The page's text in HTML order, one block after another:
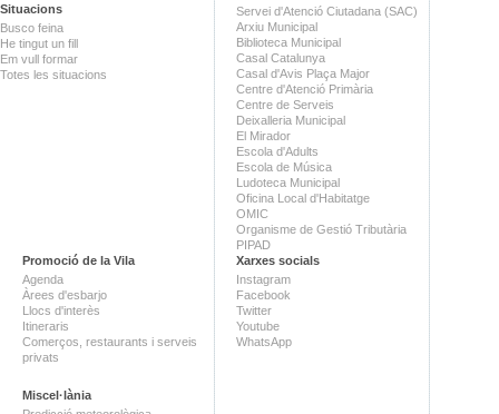
Situacions
Busco feina
He tingut un fill
Em vull formar
Totes les situacions
Servei d'Atenció Ciutadana (SAC)
Arxiu Municipal
Biblioteca Municipal
Casal Catalunya
Casal d'Avis Plaça Major
Centre d'Atenció Primària
Centre de Serveis
Deixalleria Municipal
El Mirador
Escola d'Adults
Escola de Música
Ludoteca Municipal
Oficina Local d'Habitatge
OMIC
Organisme de Gestió Tributària
PIPAD
Promoció de la Vila
Agenda
Àrees d'esbarjo
Llocs d'interès
Itineraris
Comerços, restaurants i serveis
privats
Miscel·lània
Xarxes socials
Instagram
Facebook
Twitter
Youtube
WhatsApp